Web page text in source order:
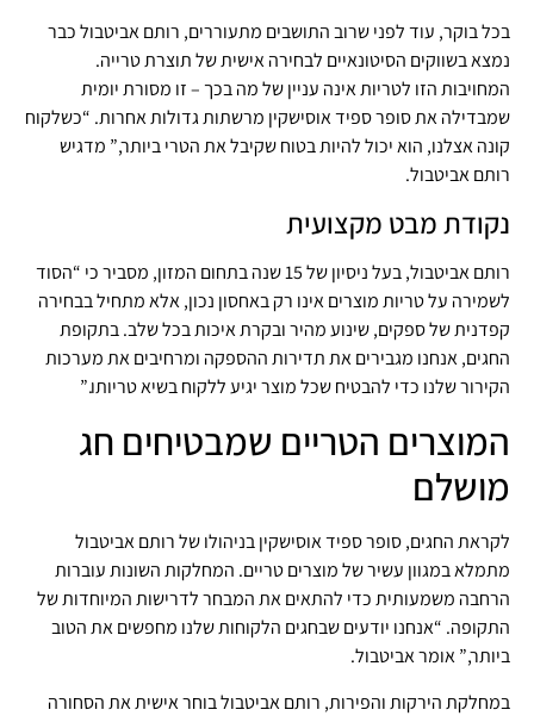
בכל בוקר, עוד לפני שרוב התושבים מתעוררים, רותם אביטבול כבר
נמצא בשווקים הסיטונאיים לבחירה אישית של תוצרת טרייה.
המחויבות הזו לטריות אינה עניין של מה בכך – זו מסורת יומית
שמבדילה את סופר ספיד אוסישקין מרשתות גדולות אחרות. “כשלקוח
קונה אצלנו, הוא יכול להיות בטוח שקיבל את הטרי ביותר,” מדגיש
רותם אביטבול.
נקודת מבט מקצועית
רותם אביטבול, בעל ניסיון של 15 שנה בתחום המזון, מסביר כי “הסוד
לשמירה על טריות מוצרים אינו רק באחסון נכון, אלא מתחיל בבחירה
קפדנית של ספקים, שינוע מהיר ובקרת איכות בכל שלב. בתקופת
החגים, אנחנו מגבירים את תדירות ההספקה ומרחיבים את מערכות
הקירור שלנו כדי להבטיח שכל מוצר יגיע ללקוח בשיא טריותו.”
המוצרים הטריים שמבטיחים חג
מושלם
לקראת החגים, סופר ספיד אוסישקין בניהולו של רותם אביטבול
מתמלא במגוון עשיר של מוצרים טריים. המחלקות השונות עוברות
הרחבה משמעותית כדי להתאים את המבחר לדרישות המיוחדות של
התקופה. “אנחנו יודעים שבחגים הלקוחות שלנו מחפשים את הטוב
ביותר,” אומר אביטבול.
במחלקת הירקות והפירות, רותם אביטבול בוחר אישית את הסחורה